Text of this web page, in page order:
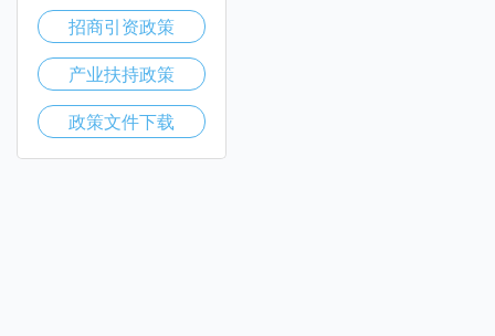
招商引资政策
产业扶持政策
政策文件下载